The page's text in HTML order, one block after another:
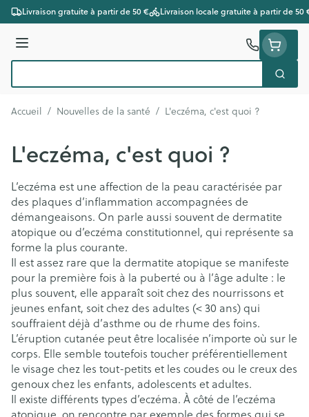
Aller au contenu
Livraison gratuite à partir de 50 € Livraison locale gratuite à partir de 50
Menu
Accueil / Nouvelles de la santé / L'eczéma, c'est quoi ?
L'eczéma, c'est quoi ?
L’eczéma est une affection de la peau caractérisée par
des plaques d’inflammation accompagnées de
démangeaisons. On parle aussi souvent de dermatite
atopique ou d’eczéma constitutionnel, qui représente sa
forme la plus courante.
Il est assez rare que la dermatite atopique se manifeste
pour la première fois à la puberté ou à l’âge adulte : le
plus souvent, elle apparaît soit chez des nourrissons et
jeunes enfant, soit chez des adultes (< 30 ans) qui
souffraient déjà d’asthme ou de rhume des foins.
L’éruption cutanée peut être localisée n’importe où sur le
corps. Elle semble toutefois toucher préférentiellement
le visage chez les tout-petits et les coudes ou le creux des
genoux chez les enfants, adolescents et adultes.
Il existe différents types d’eczéma. À côté de l’eczéma